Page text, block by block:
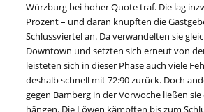
Würzburg bei hoher Quote traf. Die lag
Prozent – und daran knüpften die
Schlussviertel an. Da verwandelten sie
Downtown und setzten sich erneut von
leisteten sich in dieser Phase auch viele
deshalb schnell mit 72:90 zurück. Doch
gegen Bamberg in der Vorwoche ließen
hängen. Die Löwen kämpften bis zum